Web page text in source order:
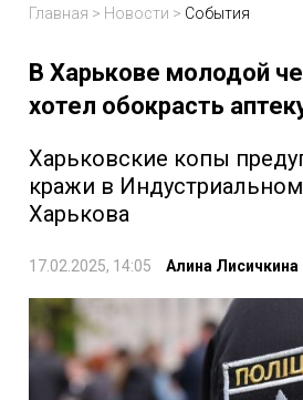
Главная > Новости > События
В Харькове молодой
хотел обокрасть
Харьковские копы
кражи в
Харькова
17.02.2025, 14:05 Алина Лисичкина